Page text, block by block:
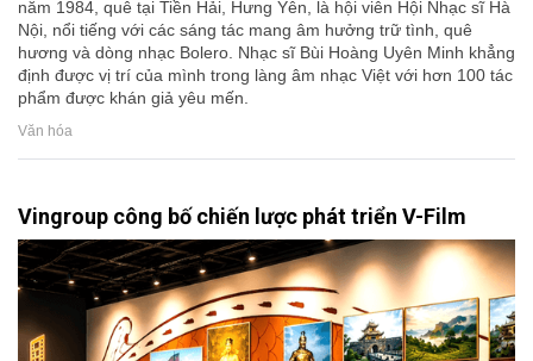
năm 1984, quê tại Tiền Hải, Hưng Yên, là hội viên Hội Nhạc sĩ Hà
Nội, nổi tiếng với các sáng tác mang âm hưởng trữ tình, quê
hương và dòng nhạc Bolero. Nhạc sĩ Bùi Hoàng Uyên Minh khẳng
định được vị trí của mình trong làng âm nhạc Việt với hơn 100 tác
phẩm được khán giả yêu mến.
Văn hóa
Vingroup công bố chiến lược phát triển V-Film